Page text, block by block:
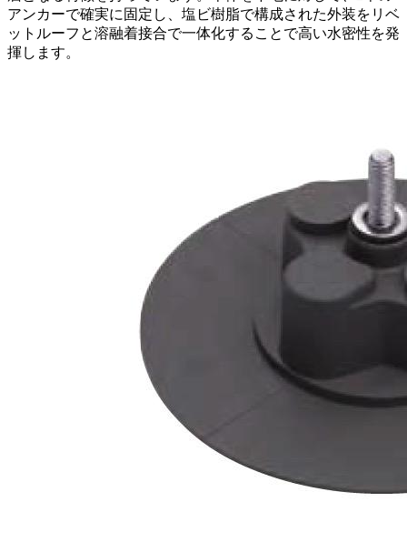
アンカーで確実に固定し、塩ビ樹脂で構成された外装をリベ
ットルーフと溶融着接合で一体化することで高い水密性を発
揮します。